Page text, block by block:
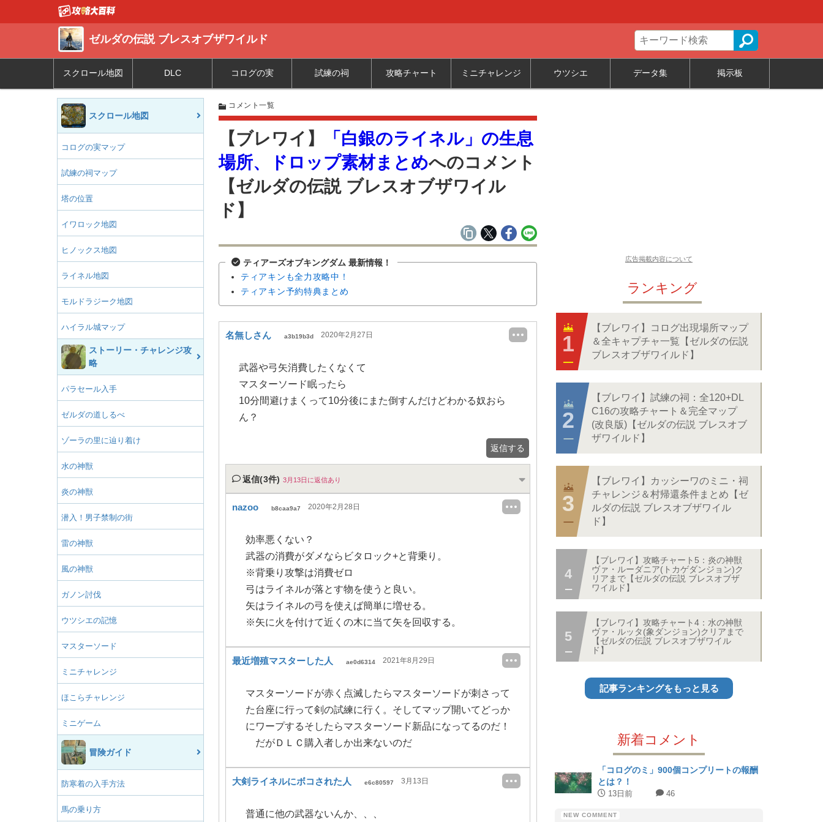
ゼルダの伝説 ブレスオブザワイルド
スクロール地図 DLC コログの実 試練の祠 攻略チャート ミニチャレンジ ウツシエ データ集 掲示板
スクロール地図
コログの実マップ
試練の祠マップ
塔の位置
イワロック地図
ヒノックス地図
ライネル地図
モルドラジーク地図
ハイラル城マップ
ストーリー・チャレンジ攻
略
パラセール入手
ゼルダの道しるべ
ゾーラの里に辿り着け
水の神獣
炎の神獣
潜入！男子禁制の街
雷の神獣
風の神獣
ガノン討伐
ウツシエの記憶
マスターソード
ミニチャレンジ
ほこらチャレンジ
ミニゲーム
冒険ガイド
防寒着の入手方法
馬の乗り方
コメント一覧
【ブレワイ】
「白銀のライネル」の生息
場所、ドロップ素材まとめへのコメント
【ゼルダの伝説 ブレスオブザワイル
ド】
ティアーズオブキングダム 最新情報！
ティアキンも全力攻略中！
ティアキン予約特典まとめ
名無しさん a3b19b3d 2020年2月27日
武器や弓矢消費したくなくて
マスターソード眠ったら
10分間避けまくって10分後にまた倒すんだけどわかる奴おら
ん？
返信する
返信(3件) 3月13日に返信あり
nazoo b8caa9a7 2020年2月28日
効率悪くない？
武器の消費がダメならビタロック+と背乗り。
※背乗り攻撃は消費ゼロ
弓はライネルが落とす物を使うと良い。
矢はライネルの弓を使えば簡単に増せる。
※矢に火を付けて近くの木に当て矢を回収する。
最近増殖マスターした人 ae0d6314 2021年8月29日
マスターソードが赤く点滅したらマスターソードが刺さって
た台座に行って剣の試練に行く。そしてマップ開いてどっか
にワープするそしたらマスターソード新品になってるのだ！
だがＤＬＣ購入者しか出来ないのだ
大剣ライネルにボコされた人 e6c80597 3月13日
普通に他の武器ないんか、、、
広告掲載内容について
ランキング
【ブレワイ】コログ出現場所マップ
＆全キャプチャ一覧【ゼルダの伝説
ブレスオブザワイルド】
【ブレワイ】試練の祠：全120+DL
C16の攻略チャート＆完全マップ
(改良版)【ゼルダの伝説 ブレスオブ
ザワイルド】
【ブレワイ】カッシーワのミニ・祠
チャレンジ＆村帰還条件まとめ【ゼ
ルダの伝説 ブレスオブザワイル
ド】
【ブレワイ】攻略チャート5：炎の神獣
ヴァ・ルーダニア(トカゲダンジョン)ク
リアまで【ゼルダの伝説 ブレスオブザ
ワイルド】
【ブレワイ】攻略チャート4：水の神獣
ヴァ・ルッタ(象ダンジョン)クリアまで
【ゼルダの伝説 ブレスオブザワイル
ド】
記事ランキングをもっと見る
新着コメント
「コログのミ」900個コンプリートの報酬
とは？！
13日前 46